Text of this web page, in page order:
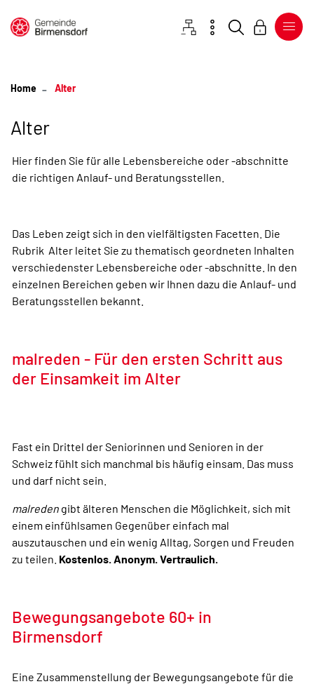
Gemeinde Birmensdorf
Login
Alter(ausgewählt)
Alter
Hier finden Sie für alle Lebensbereiche oder -abschnitte
die richtigen Anlauf- und Beratungsstellen.
Das Leben zeigt sich in den vielfältigsten Facetten. Die
Rubrik Alter leitet Sie zu thematisch geordneten Inhalten
verschiedenster Lebensbereiche oder -abschnitte. In den
einzelnen Bereichen geben wir Ihnen dazu die Anlauf- und
Beratungsstellen bekannt.
malreden - Für den ersten Schritt aus
der Einsamkeit im Alter
Fast ein Drittel der Seniorinnen und Senioren in der
Schweiz fühlt sich manchmal bis häufig einsam. Das muss
und darf nicht sein.
malreden gibt älteren Menschen die Möglichkeit, sich mit
einem einfühlsamen Gegenüber einfach mal
auszutauschen und ein wenig Alltag, Sorgen und Freuden
zu teilen. Kostenlos. Anonym. Vertraulich.
Bewegungsangebote 60+ in
Birmensdorf
Eine Zusammenstellung der Bewegungsangebote für die